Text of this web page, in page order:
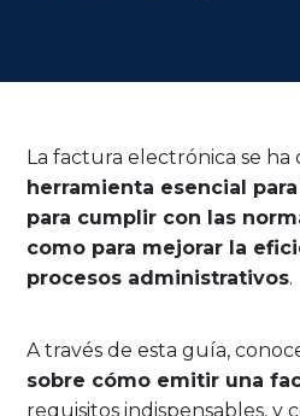
La factura electrónica se
herramienta esencial
para cumplir con las
como para mejorar la
procesos administrativos.
A través de esta guía,
sobre cómo emitir una
requisitos indispensables, y